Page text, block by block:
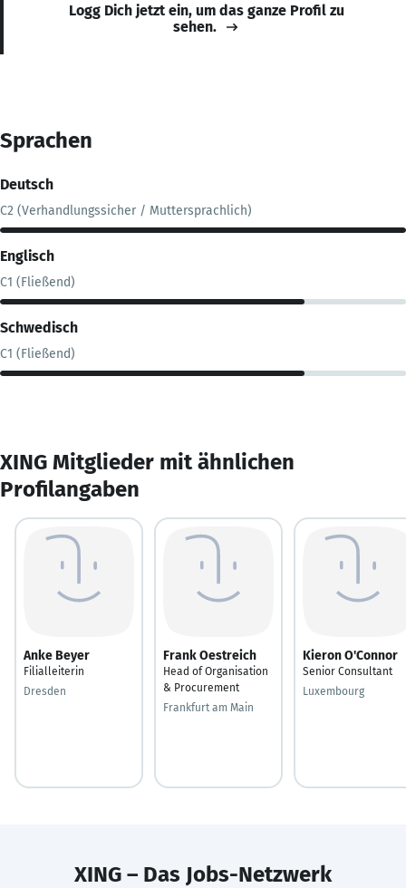
Logg Dich jetzt ein, um das ganze Profil zu
sehen.
Sprachen
Deutsch
C2 (Verhandlungssicher / Muttersprachlich)
Englisch
C1 (Fließend)
Schwedisch
C1 (Fließend)
XING Mitglieder mit ähnlichen
Profilangaben
Anke Beyer
Filialleiterin
Dresden
Frank Oestreich
Head of Organisation
& Procurement
Frankfurt am Main
Kieron O'Connor
Senior Consultant
Luxembourg
XING – Das Jobs-Netzwerk